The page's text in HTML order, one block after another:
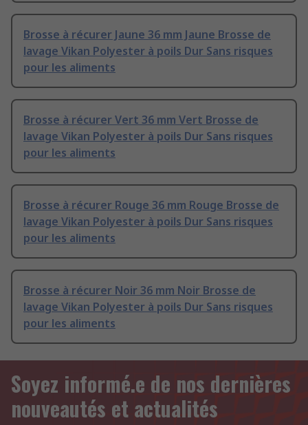
Brosse à récurer Jaune 36 mm Jaune Brosse de
lavage Vikan Polyester à poils Dur Sans risques
pour les aliments
Brosse à récurer Vert 36 mm Vert Brosse de
lavage Vikan Polyester à poils Dur Sans risques
pour les aliments
Brosse à récurer Rouge 36 mm Rouge Brosse de
lavage Vikan Polyester à poils Dur Sans risques
pour les aliments
Brosse à récurer Noir 36 mm Noir Brosse de
lavage Vikan Polyester à poils Dur Sans risques
pour les aliments
Soyez informé.e de nos dernières
nouveautés et actualités